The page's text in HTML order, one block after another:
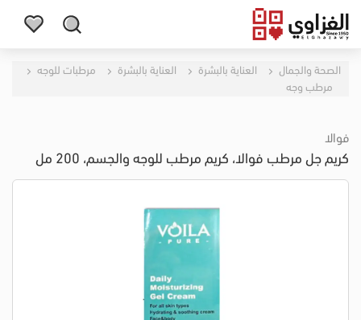
الصحة والجمال العناية بالبشرة العناية بالبشرة
مرطبات للوجه
مرطب وجه
فوالا
كريم جل مرطب فوالا، كريم مرطب للوجه والجسم، 200 مل